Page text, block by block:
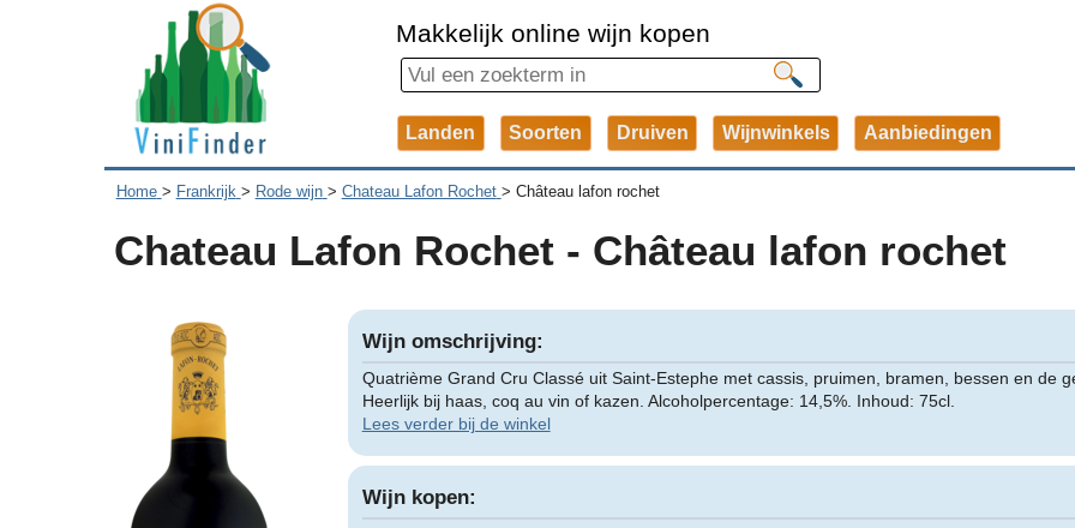
Makkelijk online wijn kopen
Landen Soorten Druiven Wijnwinkels Aanbiedingen
Home > Frankrijk > Rode wijn > Chateau Lafon Rochet > Château lafon rochet
Chateau Lafon Rochet - Château lafon rochet
Wijn omschrijving:
Quatrième Grand Cru Classé uit Saint-Estephe met cassis, pruimen, bramen, bessen en de
Heerlijk bij haas, coq au vin of kazen. Alcoholpercentage: 14,5%. Inhoud: 75cl.
Lees verder bij de winkel
Wijn kopen: